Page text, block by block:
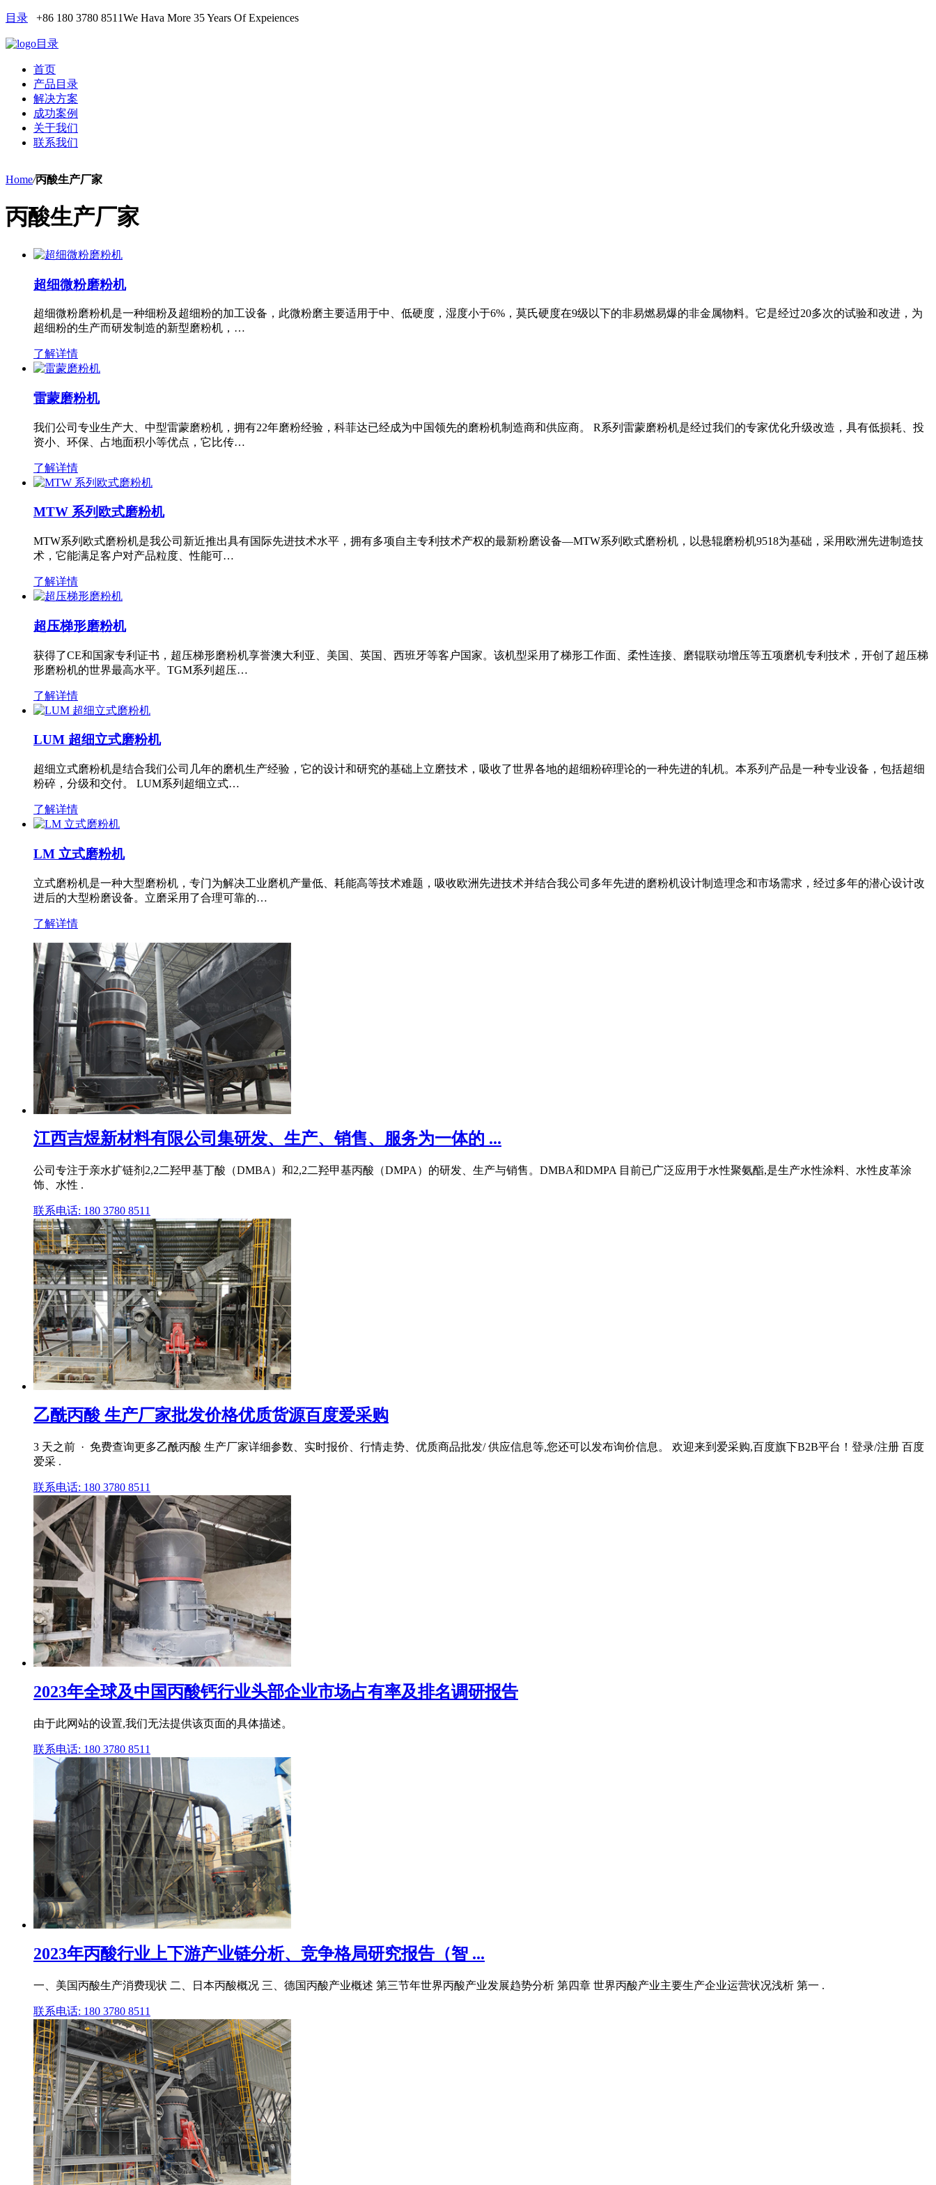
目录 +86 180 3780 8511We Hava More 35 Years Of Expeiences
目录
首页
产品目录
解决方案
成功案例
关于我们
联系我们
Home/丙酸生产厂家
丙酸生产厂家
超细微粉磨粉机
超细微粉磨粉机是一种细粉及超细粉的加工设备，此微粉磨主要适用于中、低硬度，湿度小于6%，莫氏硬度在9级以下的非易燃易爆的非金属物料。它是经过20多次的试验和改进，为
超细粉的生产而研发制造的新型磨粉机，…
了解详情
雷蒙磨粉机
我们公司专业生产大、中型雷蒙磨粉机，拥有22年磨粉经验，科菲达已经成为中国领先的磨粉机制造商和供应商。 R系列雷蒙磨粉机是经过我们的专家优化升级改造，具有低损耗、投
资小、环保、占地面积小等优点，它比传…
了解详情
MTW 系列欧式磨粉机
MTW系列欧式磨粉机是我公司新近推出具有国际先进技术水平，拥有多项自主专利技术产权的最新粉磨设备—MTW系列欧式磨粉机，以悬辊磨粉机9518为基础，采用欧洲先进制造技
术，它能满足客户对产品粒度、性能可…
了解详情
超压梯形磨粉机
获得了CE和国家专利证书，超压梯形磨粉机享誉澳大利亚、美国、英国、西班牙等客户国家。该机型采用了梯形工作面、柔性连接、磨辊联动增压等五项磨机专利技术，开创了超压梯
形磨粉机的世界最高水平。TGM系列超压…
了解详情
LUM 超细立式磨粉机
超细立式磨粉机是结合我们公司几年的磨机生产经验，它的设计和研究的基础上立磨技术，吸收了世界各地的超细粉碎理论的一种先进的轧机。本系列产品是一种专业设备，包括超细
粉碎，分级和交付。 LUM系列超细立式…
了解详情
LM 立式磨粉机
立式磨粉机是一种大型磨粉机，专门为解决工业磨机产量低、耗能高等技术难题，吸收欧洲先进技术并结合我公司多年先进的磨粉机设计制造理念和市场需求，经过多年的潜心设计改
进后的大型粉磨设备。立磨采用了合理可靠的…
了解详情
江西吉煜新材料有限公司集研发、生产、销售、服务为一体的 ...
公司专注于亲水扩链剂2,2二羟甲基丁酸（DMBA）和2,2二羟甲基丙酸（DMPA）的研发、生产与销售。DMBA和DMPA 目前已广泛应用于水性聚氨酯,是生产水性涂料、水性皮革涂
饰、水性 .
联系电话: 180 3780 8511
乙酰丙酸 生产厂家批发价格优质货源百度爱采购
3 天之前 · 免费查询更多乙酰丙酸 生产厂家详细参数、实时报价、行情走势、优质商品批发/ 供应信息等,您还可以发布询价信息。 欢迎来到爱采购,百度旗下B2B平台！登录/注册 百度
爱采 .
联系电话: 180 3780 8511
2023年全球及中国丙酸钙行业头部企业市场占有率及排名调研报告
由于此网站的设置,我们无法提供该页面的具体描述。
联系电话: 180 3780 8511
2023年丙酸行业上下游产业链分析、竞争格局研究报告（智 ...
一、美国丙酸生产消费现状 二、日本丙酸概况 三、德国丙酸产业概述 第三节年世界丙酸产业发展趋势分析 第四章 世界丙酸产业主要生产企业运营状况浅析 第一 .
联系电话: 180 3780 8511